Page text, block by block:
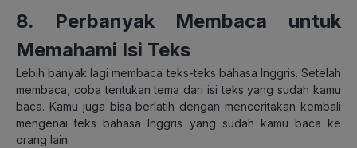
8. Perbanyak Membaca untuk
Memahami Isi Teks
Lebih banyak lagi membaca teks-teks bahasa Inggris. Setelah
membaca, coba tentukan tema dari isi teks yang sudah kamu
baca. Kamu juga bisa berlatih dengan menceritakan kembali
mengenai teks bahasa Inggris yang sudah kamu baca ke
orang lain.